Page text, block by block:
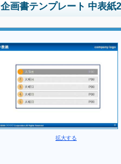
企画書テンプレート 中表紙2
拡大する